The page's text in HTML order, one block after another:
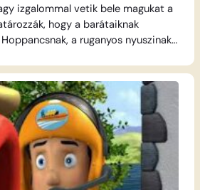
izgalommal vetik bele magukat a
hogy a barátaiknak
a ruganyos nyuszinak
Tallulah pedig a feltaláló
A játék hevében
a választott karaktereik feladatait
hogy nem is olyan egyszerű más